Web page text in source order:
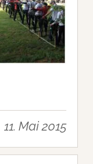
11. Mai 2015